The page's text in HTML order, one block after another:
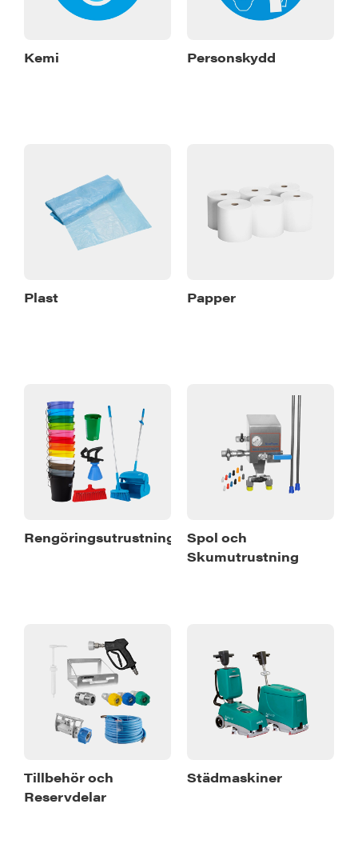
Kemi Personskydd
Plast Papper
Rengöringsutrustning
Spol och
Skumutrustning
Tillbehör och
Reservdelar
Städmaskiner